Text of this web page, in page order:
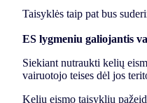
Taisyklės taip pat bus
ES lygmeniu galiojantis
Siekiant nutraukti kelių
vairuotojo teises dėl jos
Kelių eismo taisyklių